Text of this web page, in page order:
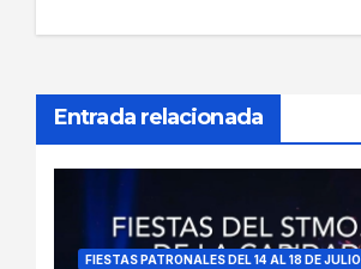
Entrada relacionada
FIESTAS PATRONALES DEL 14 AL 18 DE JULIO